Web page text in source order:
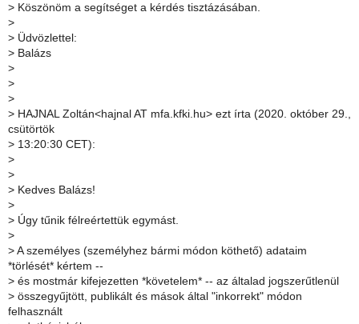
> Köszönöm a segítséget a kérdés tisztázásában.
>
> Üdvözlettel:
> Balázs
>
>
>
> HAJNAL Zoltán<hajnal AT mfa.kfki.hu> ezt írta (2020. október 29.,
csütörtök
> 13:20:30 CET):
>
>
> Kedves Balázs!
>
> Úgy tűnik félreértettük egymást.
>
> A személyes (személyhez bármi módon köthető) adataim
*törlését* kértem --
> és mostmár kifejezetten *követelem* -- az általad jogszerűtlenül
> összegyűjtött, publikált és mások által "inkorrekt" módon
felhasznált